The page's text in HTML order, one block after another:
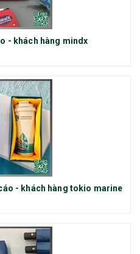
- khách hàng mindx
- khách hàng tokio marine